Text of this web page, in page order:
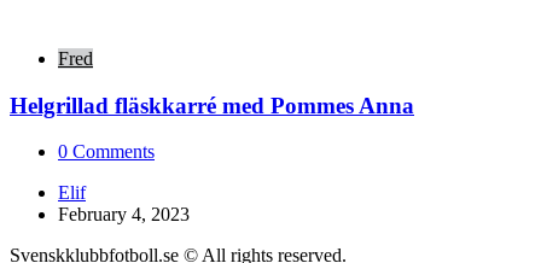
Fred
Helgrillad fläskkarré med Pommes Anna
0 Comments
Posted
by
Elif
February 4, 2023
Svenskklubbfotboll.se © All rights reserved.